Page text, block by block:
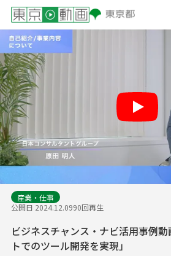
Play
産業・仕事
公開日 2024.12.0990回再生
ビジネスチャンス・ナビ活用事例
トでのツール開発を実現」